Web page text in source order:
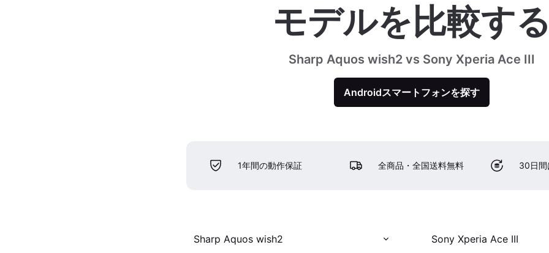
モデルを比較す
Sharp Aquos wish2 vs Sony Xperia Ace III
Androidスマートフォンを探す
1年間の動作保証 全商品・全国送料無料 30日間
Sharp Aquos wish2 Sony Xperia Ace III